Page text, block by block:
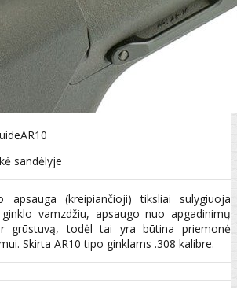
sandėlyje
apsauga (kreipiančioji) tiksliai sulygiuoja
vamzdžiu, apsaugo nuo apgadinimų
grūstuvą, todėl tai yra būtina priemonė
Skirta AR10 tipo ginklams .308 kalibre.